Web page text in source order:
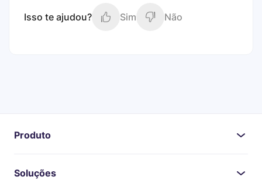
Isso te ajudou? Sim Não
Produto
Soluções